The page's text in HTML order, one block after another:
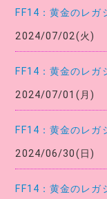
FF14：黄金のレ
2024/07/02(火)
FF14：黄金のレ
2024/07/01(月)
FF14：黄金のレ
2024/06/30(日)
FF14：黄金のレ